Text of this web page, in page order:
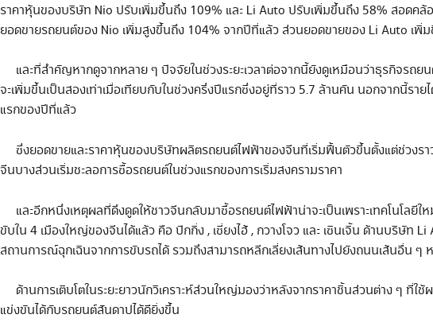
ราคาหุ้นของบริษัท Nio ปรับเพิ่มขึ้นถึง 109% และ Li Auto ปรับเพิ่มขึ้นถึง 58% สอดค
ยอดขายรถยนต์ของ Nio เพิ่มสูงขึ้นถึง 104% จากปีที่แล้ว ส่วนยอดขายของ Li Auto เพิ่
และที่สำคัญหากดูจากหลาย ๆ ปัจจัยในช่วงระยะเวลาต่อจากนี้ยังดูเหมือนว่าธุรกิจรถย
จะเพิ่มขึ้นเป็นสองเท่าเมื่อเทียบกับในช่วงครึ่งปีแรกซึ่งอยู่ที่ราว 5.7 ล้านคัน นอกจากนี้รา
แรกของปีที่แล้ว
ซึ่งยอดขายและราคาหุ้นของบริษัทผลิตรถยนต์ไฟฟ้าของจีนที่เริ่มฟื้นตัวขึ้นตั้งแต่ช่วง
จีนบางส่วนเริ่มชะลอการซื้อรถยนต์ในช่วงแรกของการเริ่มสงครามราคา
และอีกหนึ่งเหตุผลที่ดึงดูดให้ชาวจีนกลับมาซื้อรถยนต์ไฟฟ้าน่าจะเป็นเพราะเทคโนโลยี
ขับใน 4 เมืองใหญ่ของจีนได้แล้ว คือ ปักกิ่ง , เซี่ยงไฮ้ , กวางโจว และ เซินเจิ้น ด้านบริษัท
สถานการณ์ฉุกเฉินจากการขับรถได้ รวมถึงสามารถหลีกเลี่ยงเส้นทางไปยังถนนเส้นอื่น ๆ
ด้านการเติบโตในระยะยาวนักวิเคราะห์ส่วนใหญ่มองว่าหลังจากราคาชิ้นส่วนต่าง ๆ ที่
แข่งขันได้กับรถยนต์สันดาปได้ดียิ่งขึ้น